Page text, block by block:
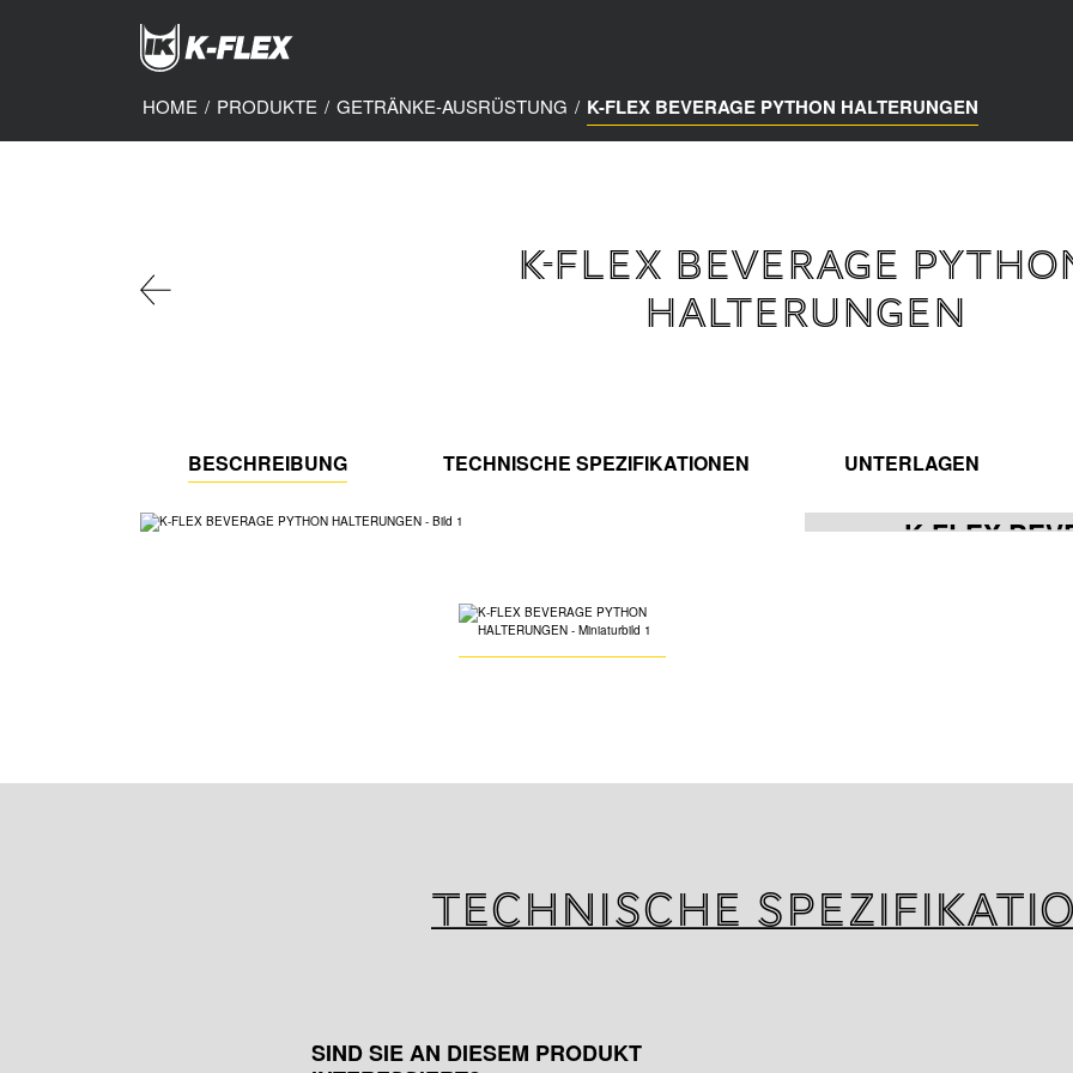
HOME / PRODUKTE / GETRÄNKE-AUSRÜSTUNG / K-FLEX BEVERAGE PYTHON HALTERUNGEN
K-FLEX BEVERAGE
HALTERUNGEN
BESCHREIBUNG TECHNISCHE SPEZIFIKATIONEN UNTERLAGEN
K-FLEX
vollständig
Technische
SIND SIE AN DIESEM PRODUKT